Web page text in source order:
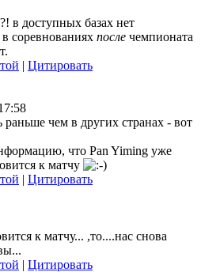
в доступных базах нет
соревнованиях после чемпионата
| Цитировать
чем в других странах - вот
что Pan Yiming уже
к матчу
| Цитировать
к матчу... ,то....нас снова
| Цитировать